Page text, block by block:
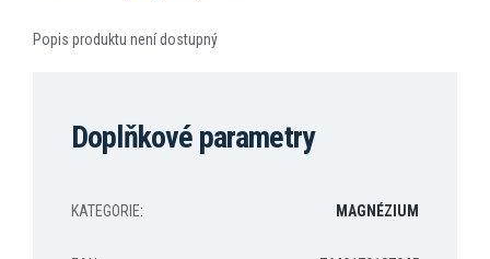
Popis produktu není dostupný
Doplňkové parametry
KATEGORIE: MAGNÉZIUM